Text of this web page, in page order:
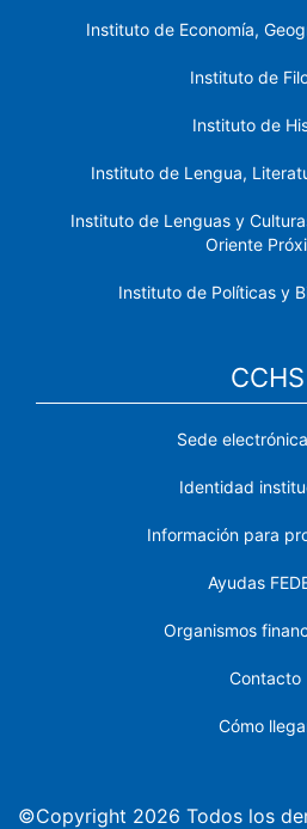
Instituto de Economía,
Instituto de
Instituto de
Instituto de Lengua,
Instituto de Lenguas y
Oriente
Instituto de Políticas y
CCHS
Sede
Identidad
Información para
Ayudas
Organismos
Contacto
Cómo
©Copyright 2026 Todos los